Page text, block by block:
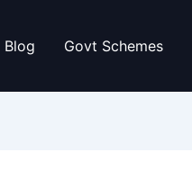
Blog Govt Schemes